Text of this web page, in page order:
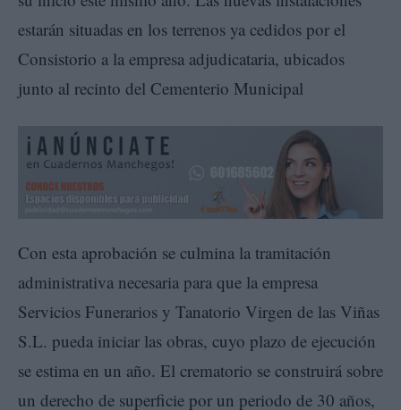
estarán situadas en los terrenos ya cedidos por el
Consistorio a la empresa adjudicataria, ubicados
junto al recinto del Cementerio Municipal
Con esta aprobación se culmina la tramitación
administrativa necesaria para que la empresa
Servicios Funerarios y Tanatorio Virgen de las Viñas
S.L. pueda iniciar las obras, cuyo plazo de ejecución
se estima en un año. El crematorio se construirá sobre
un derecho de superficie por un periodo de 30 años,